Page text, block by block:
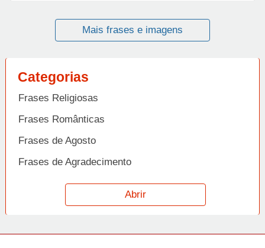
Mais frases e imagens
Categorias
Frases Religiosas
Frases Românticas
Frases de Agosto
Frases de Agradecimento
Frases de Amizade
Frases de Amor
Abrir